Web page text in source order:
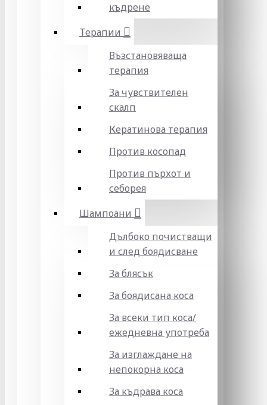
къдрене
Терапии
Възстановяваща
терапия
За чувствителен
скалп
Кератинова терапия
Против косопад
Против пърхот и
себорея
Шампоани
Дълбоко почистващи
и след боядисване
За блясък
За боядисана коса
За всеки тип коса/
ежедневна употреба
За изглаждане на
непокорна коса
За къдрава коса